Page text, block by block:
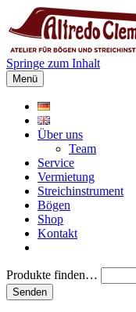
Springe zum Inhalt
Menü
Über uns
Team
Service
Vermietung
Streichinstrument
Bögen
Shop
Kontakt
Produkte finden…